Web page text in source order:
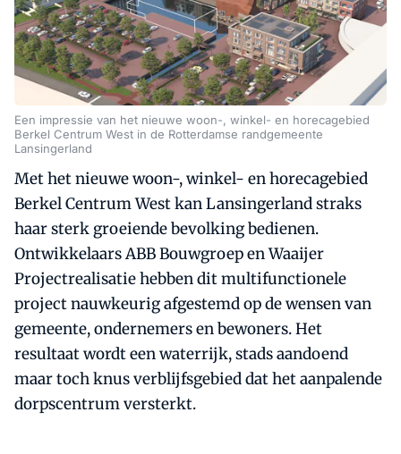
Een impressie van het nieuwe woon-, winkel- en horecagebied
Berkel Centrum West in de Rotterdamse randgemeente
Lansingerland
Met het nieuwe woon-, winkel- en horecagebied
Berkel Centrum West kan Lansingerland straks
haar sterk groeiende bevolking bedienen.
Ontwikkelaars ABB Bouwgroep en Waaijer
Projectrealisatie hebben dit multifunctionele
project nauwkeurig afgestemd op de wensen van
gemeente, ondernemers en bewoners. Het
resultaat wordt een waterrijk, stads aandoend
maar toch knus verblijfsgebied dat het aanpalende
dorpscentrum versterkt.